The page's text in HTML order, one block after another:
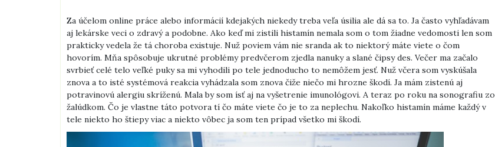
Za účelom online práce alebo informácií kdejakých niekedy treba veľa úsilia ale dá sa to. Ja často vyhľadávam
aj lekárske veci o zdravý a podobne. Ako keď mi zistili histamín nemala som o tom žiadne vedomosti len som
prakticky vedela že tá choroba existuje. Nuž poviem vám nie sranda ak to niektorý máte viete o čom
hovorím. Mňa spôsobuje ukrutné problémy predvčerom zjedla nanuky a slané čipsy des. Večer ma začalo
svrbieť celé telo veľké puky sa mi vyhodili po tele jednoducho to nemôžem jesť. Nuž včera som vyskúšala
znova a to isté systémová reakcia vyhádzala som znova čiže niečo mi hrozne škodí. Ja mám zistenú aj
potravinovú alergiu skríženú. Mala by som ísť aj na vyšetrenie imunológovi. A teraz po roku na sonografiu zo
žalúdkom. Čo je vlastne táto potvora tí čo máte viete čo je to za neplechu. Nakoľko histamín máme každý v
tele niekto ho štiepy viac a niekto vôbec ja som ten prípad všetko mi škodí.